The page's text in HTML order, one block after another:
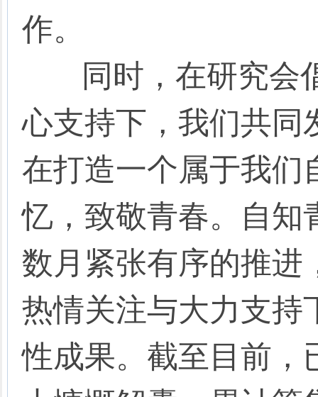
作。
同时，在研究会
心支持下，我们共同
在打造一个属于我们
忆，致敬青春。自知
数月紧张有序的推进
热情关注与大力支持
性成果。截至目前，